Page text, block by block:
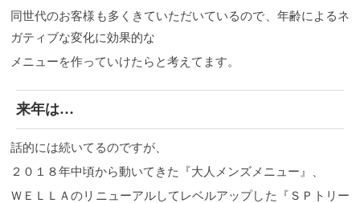
同世代のお客様も多くきていただいているので、年齢によるネ
ガティブな変化に効果的な
メニューを作っていけたらと考えてます。
来年は…
話的には続いてるのですが、
２０１８年中頃から動いてきた『大人メンズメニュー』、
ＷＥＬＬＡのリニューアルしてレベルアップした『ＳＰトリー